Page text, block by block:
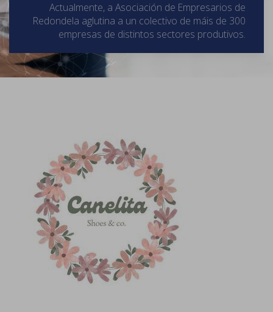
Actualmente, a Asociación de Empresarios de
Redondela aglutina a un colectivo de máis de 300
empresas de distintos sectores produtivos.